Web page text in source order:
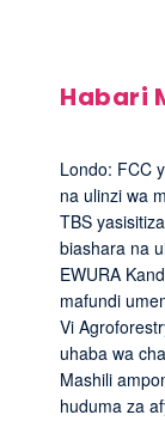
Habari
Londo: FCC
na ulinzi wa
TBS
biashara na
EWURA
mafundi
Vi
uhaba wa
Mashili
huduma za